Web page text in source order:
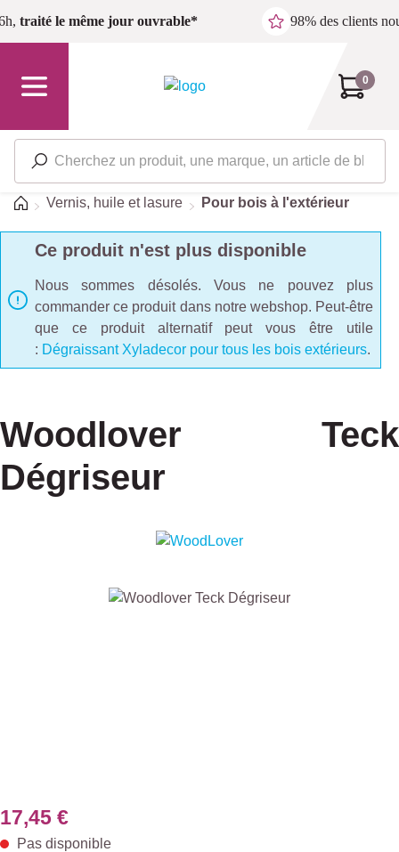
Passer au contenu principal
traité le même jour ouvrable* 98% des clients
0
Accueil
Vernis, huile et lasure Pour bois à l'extérieur
Ce produit n'est plus disponible
Nous sommes désolés. Vous ne pouvez plus
commander ce produit dans notre webshop. Peut-être
que ce produit alternatif peut vous être utile
: Dégraissant Xyladecor pour tous les bois extérieurs.
Woodlover Teck
Dégriseur
Ignorer la galerie d'images
17,45 €
Pas disponible